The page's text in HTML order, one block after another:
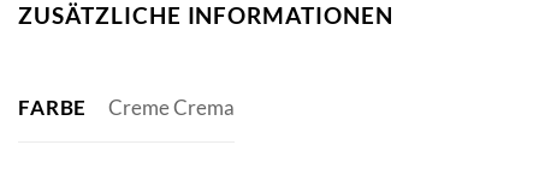
ZUSÄTZLICHE INFORMATIONEN
FARBE Creme Crema